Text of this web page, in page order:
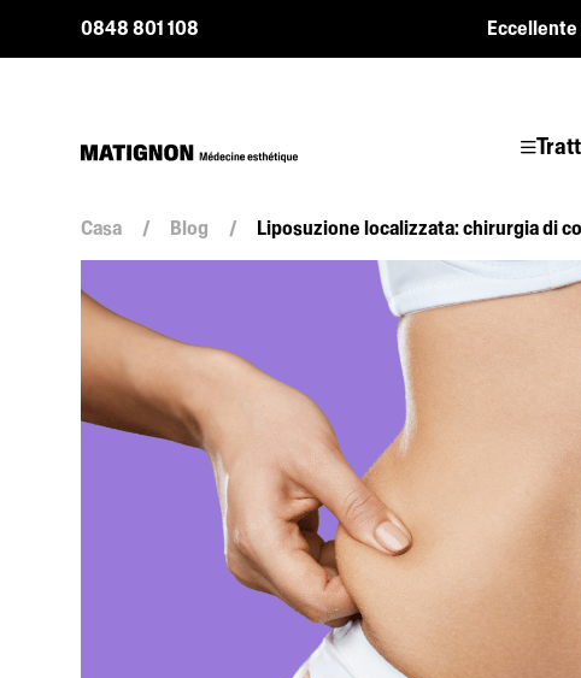
0848 801 108
Casa / Blog / Liposuzione localizzata: chirurgia di